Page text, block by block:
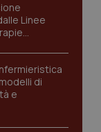
Linee
di
e